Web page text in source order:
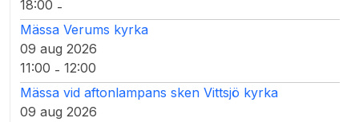
18:00 -
Mässa Verums kyrka
09 aug 2026
11:00 - 12:00
Mässa vid aftonlampans sken Vittsjö kyrka
09 aug 2026